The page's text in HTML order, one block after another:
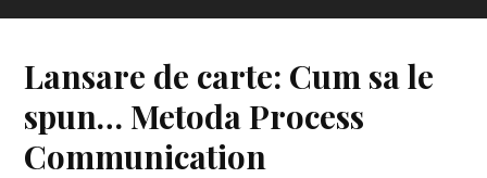
Lansare de carte: Cum sa le
spun… Metoda Process
Communication